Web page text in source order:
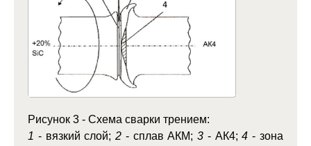
Рисунок 3 - Схема сварки трением:
1 - вязкий слой;2 - сплав АКМ;3 - АК4;4 - зона